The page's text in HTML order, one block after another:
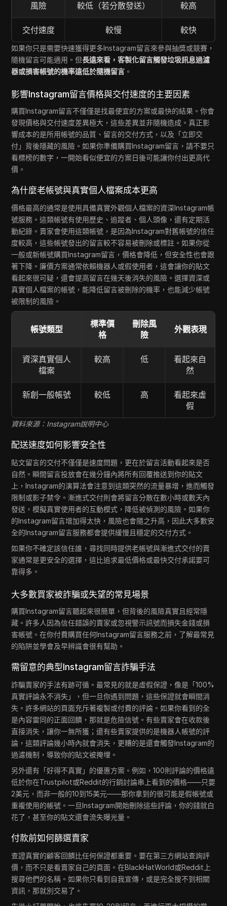
風險 較低（若分散發送） 較高
交付速度 較慢 較快
如果你只是需要快速獲得更多Instagram留言來參與抽獎或競賽，
隨機留言可能適用。但長遠來看，客製化留言觸發垃圾訊息過濾
器或損害帳號的機率遠低於隨機留言 。
影響Instagram留言價格與交付速度的主要因素
購買Instagram留言不僅僅是找最便宜的方案或最快的結果。你會
發現價格與交付速度差異極大，這些差異並非隨機造成。真正影
響成本的是所用帳號的品質、留言的交付方式，以及「立即交
付」背後隱藏的風險。如果你準備購買Instagram留言，請不要只
看標榜的數字，一開始看似便宜的方案日後可能讓你付出更高代
價。
為什麼老帳號與真實個人檔案成本更高
價格最高的通常是使用具備真實外觀個人檔案的資深Instagram帳
號服務。這類帳號有使用歷史、追蹤者、個人頭像，還有定期活
動紀錄。賣家會使用這類帳號，是因為Instagram對舊帳號的信任
度較高，這些帳號發出的留言較不容易被刪除或標註。如果你從
一般或新帳號購買Instagram留言，價格會降低，但安全性也會跟
著下降。廉價方案通常依賴機器人或假使用者，這會讓你的貼文
看起來很可疑，還會提高留言在幾天後消失的風險。選擇資深或
真實個人檔案的帳號，能降低留言被刪除的機率，也能減少帳號
被限制的風險。
帳號類型
標準價
格
刪除風
險
外觀表現
資深真實個人
檔案
較高 低
看起來自
然
新創一般帳號 較低 高
看起來虛
假
資料來源：Instagram說明中心
配送速度如何影響安全性
貼文留言的交付不僅僅是速度問題，更在於留言活動看起來是否
自然。瞬間留言投放會在幾分鐘內將所有回覆推送到你的貼文
上，Instagram的演算法會注意到這類突然的流量暴增，進而觸發
限制或影子禁令。漸進式交付則會將留言分散在數小時或數天內
發送，模擬真實使用者的互動模式，降低被偵測的風險。如果你
的Instagram留言增加得太快，風險也會隨之升高，因此大多數安
全的Instagram留言服務都會提供緩慢且穩定的交付方式。
如果你不確定該信任誰，尋找同時提供老帳號與漸進式交付的賣
家通常是更安全的選擇，這比追求最低價格或最快交付承諾要可
靠得多。
大多數買家被詐騙或失望的常見場景
購買Instagram留言聽起來很簡單，但背後的風險真實且經常隱
藏。許多人因為信任錯誤的賣家或忽視警示訊號而損失金錢或損
害帳號。在你付費購買任何Instagram留言服務之前，了解最常見
的陷阱並學會及早辨識會很有幫助。
需留意的典型Instagram留言詐騙手法
詐騙賣家的手法有跡可循。最常見的就是虛假保證，像是「100%
真實評論永不消失」，但一旦你遇到問題，這些保證就會瞬間消
失。許多網站的頁面充斥著複製或付費的評論。如果你看到的全
是內容雷同的正面回饋，那就是危險信號。有些賣家會在收款後
直接消失，讓你一無所獲；還有些賣家提供的是機器人帳號的評
論，這類評論幾小時內就會消失，更糟的是還會觸發Instagram的
過濾機制，導致你的貼文被掩埋。
另外還有「好得不真實」的優惠方案。例如，100則評論的價格遠
低於你在Trustpilot或Reddit的行銷討論串上看到的價格——只要
2美元，而非一般的10到15美元——那你拿到的很可能是假帳號或
重複使用的帳號。一旦Instagram開始刪除這些評論，你的錢就白
花了，甚至你的貼文還會流失曝光量。
付款前如何篩選賣家
查證真實的顧客回饋比任何保證都重要。要在第三方網站查詢評
價，而不只是看賣家自己的頁面。在BlackHatWorld或Reddit上
搜尋他們的名稱。如果你只看到自我宣傳，或是完全搜不到相關
資訊，那就別交易了。